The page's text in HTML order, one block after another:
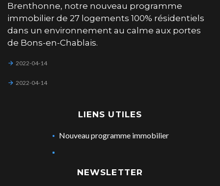
Brenthonne, notre nouveau programme
immobilier de 27 logements 100% résidentiels
dans un environnement au calme aux portes
de Bons-en-Chablais.
2022-04-14
2022-04-14
LIENS UTILES
Nouveau programme immobilier
NEWSLETTER